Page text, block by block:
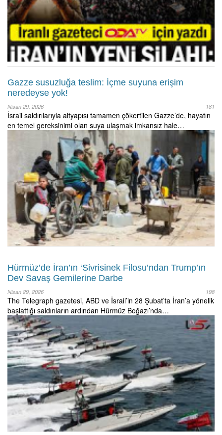
Gazze susuzluğa teslim: İçme suyuna erişim
neredeyse yok!
Nisan 29, 2026 181
İsrail saldırılarıyla altyapısı tamamen çökertilen Gazze’de, hayatın
en temel gereksinimi olan suya ulaşmak imkansız hale…
Hürmüz’de İran’ın ‘Sivrisinek Filosu’ndan Trump’ın
Dev Savaş Gemilerine Darbe
Nisan 29, 2026 198
The Telegraph gazetesi, ABD ve İsrail’in 28 Şubat’ta İran’a yönelik
başlattığı saldırıların ardından Hürmüz Boğazı’nda…